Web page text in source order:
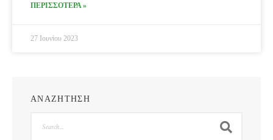
ΠΕΡΙΣΣΟΤΕΡΑ »
27 Ιουνίου 2023
ΑΝΑΖΗΤΗΣΗ